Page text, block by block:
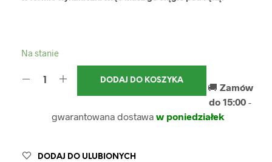
Na stanie
DODAJ DO KOSZYKA
🚚 Zamów
do 15:00 -
gwarantowana dostawa w poniedziałek
DODAJ DO ULUBIONYCH